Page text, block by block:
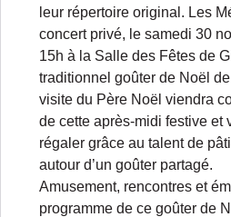
leur répertoire original. Les
concert privé, le samedi 30
15h à la Salle des Fêtes de
traditionnel goûter de Noël
visite du Père Noël viendra
de cette après-midi festive et
régaler grâce au talent de
autour d’un goûter partagé.
Amusement, rencontres et
programme de ce goûter de